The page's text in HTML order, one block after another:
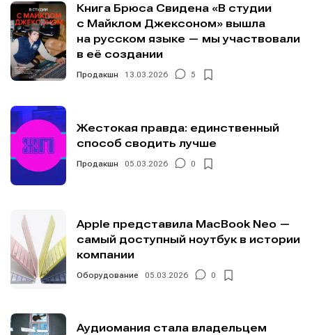
Книга Брюса Свидена «В студии
с Майклом Джексоном» вышла
на русском языке — мы участвовали
в её создании
Продакшн 13.03.2026 5
Жестокая правда: единственный
способ сводить лучше
Продакшн 05.03.2026 0
Apple представила MacBook Neo —
самый доступный ноутбук в истории
компании
Оборудование 05.03.2026 0
Аудиомания стала владельцем